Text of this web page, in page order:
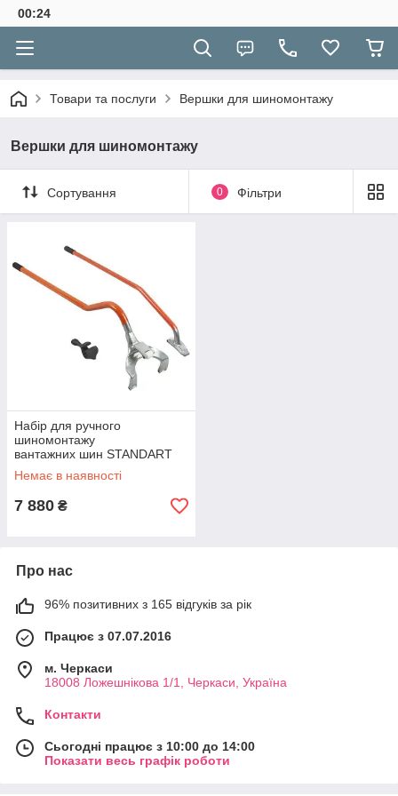
00:24
Товари та послуги Вершки для шиномонтажу
Вершки для шиномонтажу
Сортування 0 Фільтри
Набір для ручного
шиномонтажу
вантажних шин STANDART
Немає в наявності
7 880 ₴
Про нас
96% позитивних з 165 відгуків за рік
Працює з 07.07.2016
м. Черкаси
18008 Ложешнікова 1/1, Черкаси, Україна
Контакти
Сьогодні працює з 10:00 до 14:00
Показати весь графік роботи